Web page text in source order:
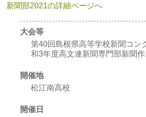
新聞部2021の詳細ページへ
大会等
第40回島根県高等学校新聞コ
和3年度高文連新聞専門部新聞
開催地
松江南高校
開催日